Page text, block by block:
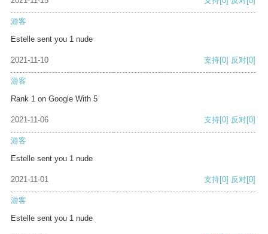
游客
Estelle sent you 1 nude
2021-11-10 支持[0] 反对[0]
游客
Rank 1 on Google With 5
2021-11-06 支持[0] 反对[0]
游客
Estelle sent you 1 nude
2021-11-01 支持[0] 反对[0]
游客
Estelle sent you 1 nude